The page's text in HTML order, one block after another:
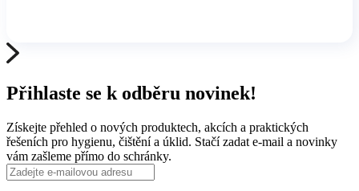
Přihlaste se k odběru novinek!
Získejte přehled o nových produktech, akcích a praktických
řešeních pro hygienu, čištění a úklid. Stačí zadat e-mail a novinky
vám zašleme přímo do schránky.